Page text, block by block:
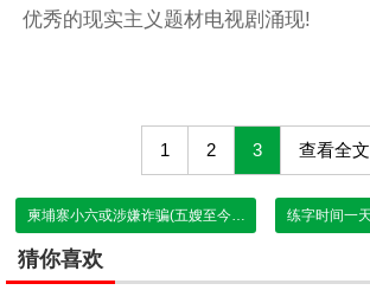
优秀的现实主义题材电视剧涌现!
1 2 3 查看全文
猜你喜欢